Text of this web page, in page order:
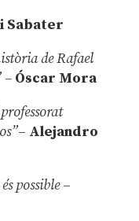
Sabater
de Rafael
–Óscar Mora
– Alejandro
possible –